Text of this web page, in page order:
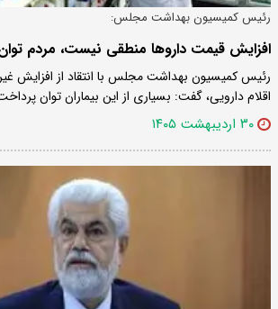
رئیس کمیسیون بهداشت مجلس:
افزایش قیمت‌ داروها منطقی نیست، مردم
رئیس کمیسیون بهداشت مجلس با انتقاد از افزایش
اقلام دارویی، گفت: بسیاری از این بیماران توان
۳۰ اردیبهشت ۱۴۰۵